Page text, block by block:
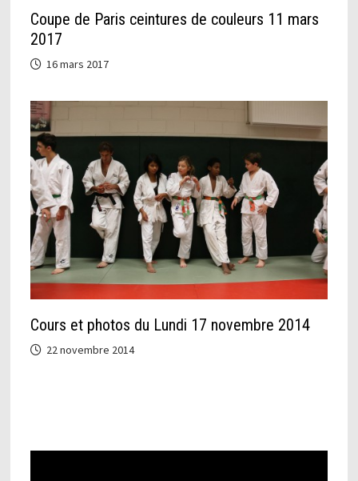
Coupe de Paris ceintures de couleurs 11 mars
2017
16 mars 2017
Cours et photos du Lundi 17 novembre 2014
22 novembre 2014